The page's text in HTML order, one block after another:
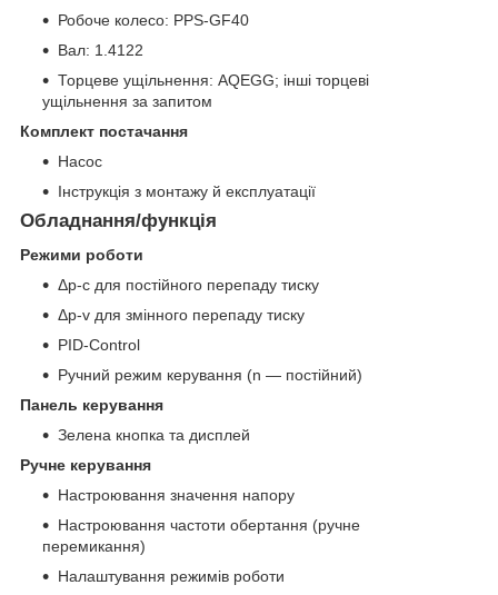
Робоче колесо: PPS-GF40
Вал: 1.4122
Торцеве ущільнення: AQEGG; інші торцеві
ущільнення за запитом
Комплект постачання
Насос
Інструкція з монтажу й експлуатації
Обладнання/функція
Режими роботи
Δp-c для постійного перепаду тиску
Δp-v для змінного перепаду тиску
PID-Control
Ручний режим керування (n — постійний)
Панель керування
Зелена кнопка та дисплей
Ручне керування
Настроювання значення напору
Настроювання частоти обертання (ручне
перемикання)
Налаштування режимів роботи